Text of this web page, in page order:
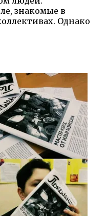
знакомые в
Однако